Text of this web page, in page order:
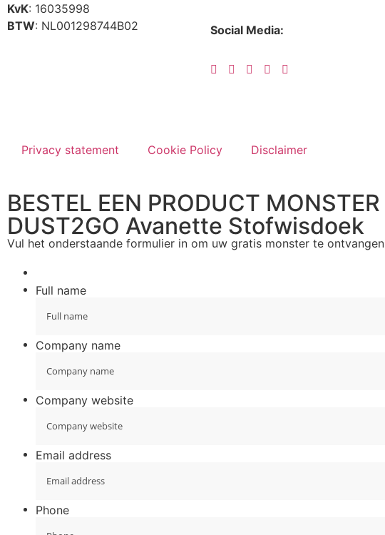
KvK: 16035998
BTW: NL001298744B02 Social Media:
Privacy statement Cookie Policy Disclaimer
BESTEL EEN PRODUCT MONSTER
DUST2GO Avanette Stofwisdoek
Vul het onderstaande formulier in om uw gratis monster te ontvangen
Full name
Company name
Company website
Email address
Phone